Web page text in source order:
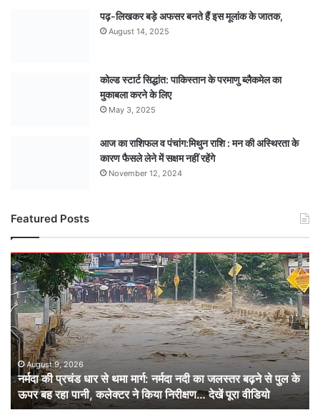
पढ़-लिखकर बड़े अफसर बनते हैं इस मूलांक के जातक,
August 14, 2025
कोल्ड स्टार्ट सिद्धांत: पाकिस्तान के परमाणु ब्लैकमेल का
मुकाबला करने के लिए
May 3, 2025
आज का राशिफल व पंचांग:मिथुन राशि : मन की अस्थिरता के
कारण फैसले लेने में सक्षम नहीं रहेंगे
November 12, 2024
Featured Posts
नर्मदा
की
प्रचंड
धार
से
थमा
मार्ग:
नर्मदा
नदी
का
जलस्तर
August 9, 2026
नर्मदा की प्रचंड धार से थमा मार्ग: नर्मदा नदी का जलस्तर बढ़ने से पुल के
ऊपर बह रहा पानी, कलेक्टर ने किया निरीक्षण… देखें पूरा वीडियो